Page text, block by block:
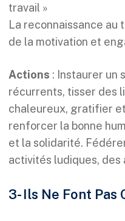
travail »
La reconnaissance
de la motivation et
Actions : Instaurer un
récurrents, tisser des
chaleureux, gratifier
renforcer la bonne
et la solidarité.
activités ludiques,
3- Ils Ne Font Pas